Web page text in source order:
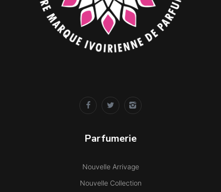
Parfumerie
Nouvelle Arrivage
Nouvelle Collection